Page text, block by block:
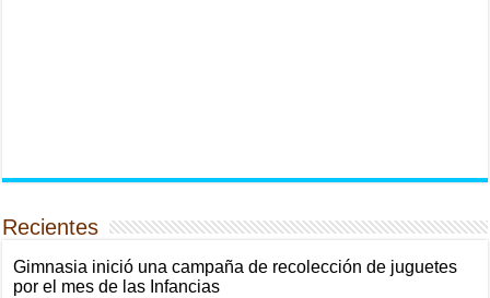
Recientes
Gimnasia inició una campaña de recolección de juguetes
por el mes de las Infancias